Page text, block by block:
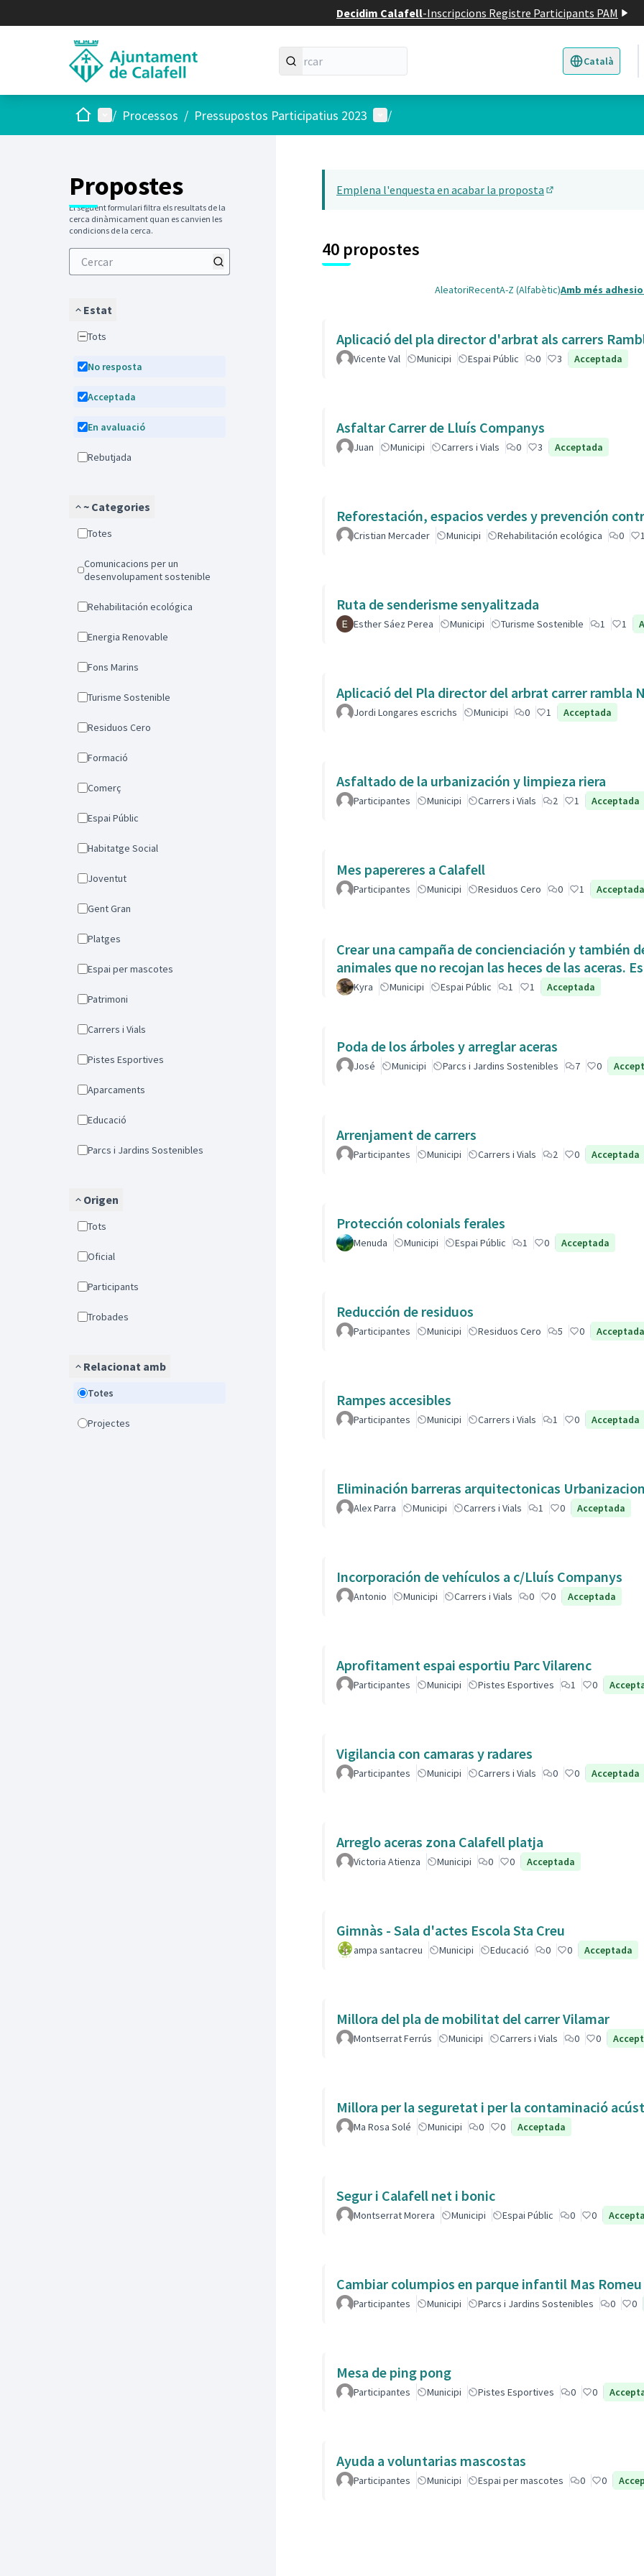
Decidim Calafell-Inscripcions Registre Participants PAM
Català
Triar la llengua
Inici Menú principal
/ Processos / Pressupostos Participatius 2023 Menú d'usuari
/
Propostes
El següent formulari filtra els resultats de la
cerca dinàmicament quan es canvien les
condicions de la cerca.
Estat
Tots
No resposta
Acceptada
En avaluació
Rebutjada
~ Categories
Totes
Comunicacions per un
desenvolupament sostenible
Rehabilitación ecológica
Energia Renovable
Fons Marins
Turisme Sostenible
Residuos Cero
Formació
Comerç
Espai Públic
Habitatge Social
Joventut
Gent Gran
Platges
Espai per mascotes
Patrimoni
Carrers i Vials
Pistes Esportives
Aparcaments
Educació
Parcs i Jardins Sostenibles
Origen
Tots
Oficial
Participants
Trobades
Relacionat amb
Totes
Projectes
14
Emplena l'enquesta en acabar la proposta
40 propostes
AleatoriRecentA-Z (Alfabètic)Amb més
Aplicació del pla director d'arbrat als carrers
Vicente Val Municipi Espai Públic 0 3 Acceptada
Asfaltar Carrer de Lluís Companys
Juan Municipi Carrers i Vials 0 3 Acceptada
Reforestación, espacios verdes y prevención
Cristian Mercader Municipi Rehabilitación ecológica 0
Ruta de senderisme senyalitzada
Esther Sáez Perea Municipi Turisme Sostenible 1 1
Aplicació del Pla director del arbrat carrer rambla
Jordi Longares escrichs Municipi 0 1 Acceptada
Asfaltado de la urbanización y limpieza riera
Participantes Municipi Carrers i Vials 2 1 Acceptada
Mes papereres a Calafell
Participantes Municipi Residuos Cero 0 1 Acceptada
Crear una campaña de concienciación y también
animales que no recojan las heces de las aceras.
Kyra Municipi Espai Públic 1 1 Acceptada
Poda de los árboles y arreglar aceras
José Municipi Parcs i Jardins Sostenibles 7 0
Arrenjament de carrers
Participantes Municipi Carrers i Vials 2 0 Acceptada
Protección colonials ferales
Menuda Municipi Espai Públic 1 0 Acceptada
Reducción de residuos
Participantes Municipi Residuos Cero 5 0 Acceptada
Rampes accesibles
Participantes Municipi Carrers i Vials 1 0 Acceptada
Eliminación barreras arquitectonicas
Alex Parra Municipi Carrers i Vials 1 0 Acceptada
Incorporación de vehículos a c/Lluís Companys
Antonio Municipi Carrers i Vials 0 0 Acceptada
Aprofitament espai esportiu Parc Vilarenc
Participantes Municipi Pistes Esportives 1 0
Vigilancia con camaras y radares
Participantes Municipi Carrers i Vials 0 0 Acceptada
Arreglo aceras zona Calafell platja
Victoria Atienza Municipi 0 0 Acceptada
Gimnàs - Sala d'actes Escola Sta Creu
ampa santacreu Municipi Educació 0 0 Acceptada
Millora del pla de mobilitat del carrer Vilamar
Montserrat Ferrús Municipi Carrers i Vials 0 0
Millora per la seguretat i per la contaminació
Ma Rosa Solé Municipi 0 0 Acceptada
Segur i Calafell net i bonic
Montserrat Morera Municipi Espai Públic 0 0
Cambiar columpios en parque infantil Mas Romeu
Participantes Municipi Parcs i Jardins Sostenibles 0 0
Mesa de ping pong
Participantes Municipi Pistes Esportives 0 0
Ayuda a voluntarias mascostas
Participantes Municipi Espai per mascotes 0 0